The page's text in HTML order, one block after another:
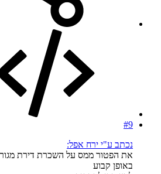
#9
נכתב ע"י ירח אפל:
את הפטור ממס על השכרת דירת
באופן קבוע